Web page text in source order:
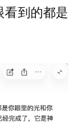
看到的都是